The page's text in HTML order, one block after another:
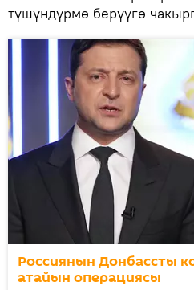
түшүндүрмө берүүгө
Россиянын Донбассты
атайын операциясы